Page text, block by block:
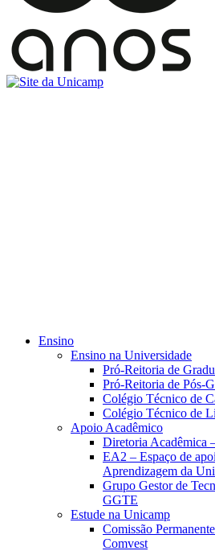
Ensino
Ensino na Universidade
Pró-Reitoria de
Pró-Reitoria de Pós-
Colégio Técnico de
Colégio Técnico de
Apoio Acadêmico
Diretoria Acadêmica
EA2 – Espaço de
Aprendizagem da
Grupo Gestor de
GGTE
Estude na Unicamp
Comissão
Comvest